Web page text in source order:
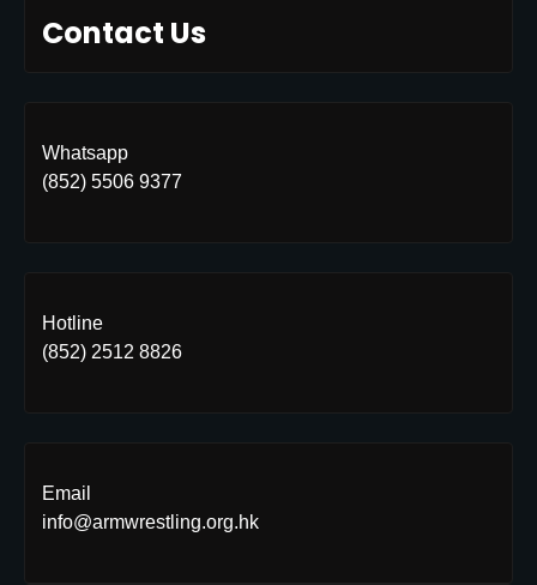
Contact Us
Whatsapp
(852) 5506 9377
Hotline
(852) 2512 8826
Email
info@armwrestling.org.hk